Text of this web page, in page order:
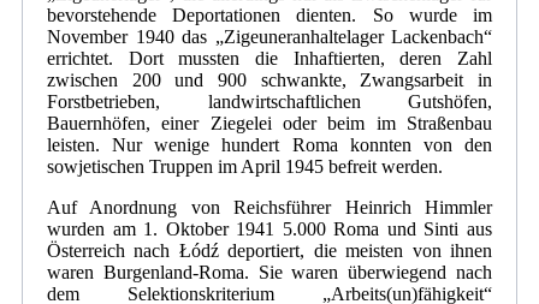
bevorstehende Deportationen dienten. So wurde im
November 1940 das „Zigeuneranhaltelager Lackenbach“
errichtet. Dort mussten die Inhaftierten, deren Zahl
zwischen 200 und 900 schwankte, Zwangsarbeit in
Forstbetrieben, landwirtschaftlichen Gutshöfen,
Bauernhöfen, einer Ziegelei oder beim im Straßenbau
leisten. Nur wenige hundert Roma konnten von den
sowjetischen Truppen im April 1945 befreit werden.
Auf Anordnung von Reichsführer Heinrich Himmler
wurden am 1. Oktober 1941 5.000 Roma und Sinti aus
Österreich nach Łódź deportiert, die meisten von ihnen
waren Burgenland-Roma. Sie waren überwiegend nach
dem Selektionskriterium „Arbeits(un)fähigkeit“